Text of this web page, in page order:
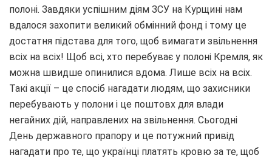
полоні. Завдяки успішним діям ЗСУ на Курщині нам
вдалося захопити великий обмінний фонд і тому це
достатня підстава для того, щоб вимагати звільнення
всіх на всіх! Щоб всі, хто перебуває у полоні Кремля, як
можна швидше опинилися вдома. Лише всіх на всіх.
Такі акції – це спосіб нагадати людям, що захисники
перебувають у полони і це поштовх для влади
негайних дій, направлених на звільнення. Сьогодні
День державного прапору и це потужний привід
нагадати про те, що українці платять кровю за те, щоб